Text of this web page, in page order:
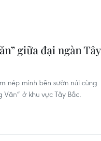
giữa đại ngàn Tây
nép mình bên sườn núi cùng
ở khu vực Tây Bắc.